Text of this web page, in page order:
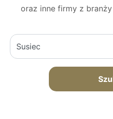
oraz inne firmy z